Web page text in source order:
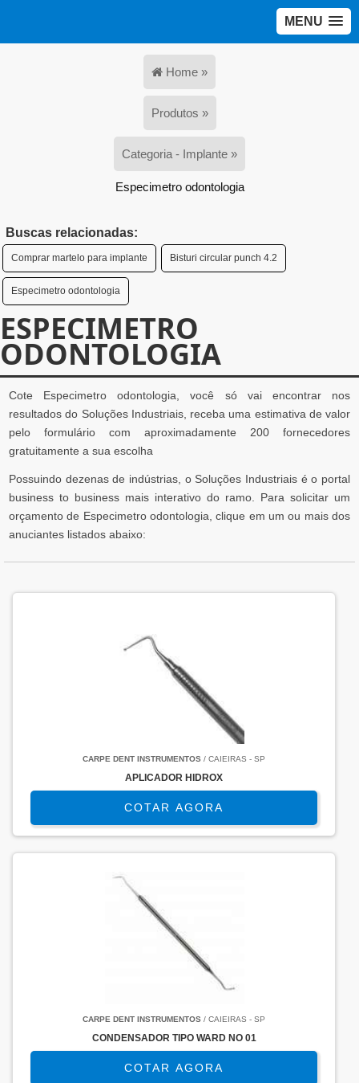
MENU
Home »
Produtos »
Categoria - Implante »
Especimetro odontologia
Buscas relacionadas:
Comprar martelo para implante Bisturi circular punch 4.2
Especimetro odontologia
ESPECIMETRO
ODONTOLOGIA
Cote Especimetro odontologia, você só vai encontrar nos
resultados do Soluções Industriais, receba uma estimativa de valor
pelo formulário com aproximadamente 200 fornecedores
gratuitamente a sua escolha
Possuindo dezenas de indústrias, o Soluções Industriais é o portal
business to business mais interativo do ramo. Para solicitar um
orçamento de Especimetro odontologia, clique em um ou mais dos
anuciantes listados abaixo:
CARPE DENT INSTRUMENTOS / CAIEIRAS - SP
APLICADOR HIDROX
COTAR AGORA
CARPE DENT INSTRUMENTOS / CAIEIRAS - SP
CONDENSADOR TIPO WARD NO 01
COTAR AGORA